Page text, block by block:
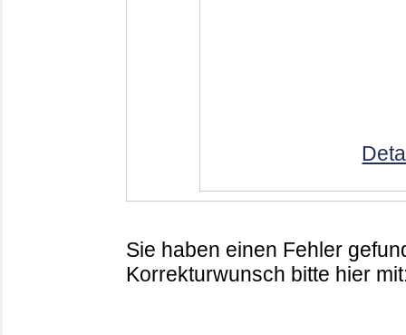
Sie haben einen Fehler
Korrekturwunsch bitte hier